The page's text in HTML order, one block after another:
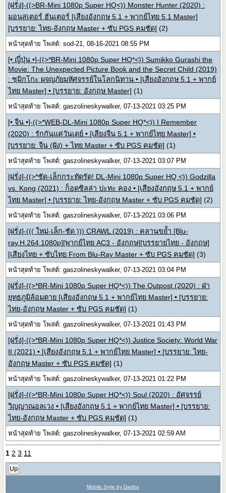
[ฝรั่ง]-((>BR-Mini 1080p Super HQ<)) Monster Hunter (2020) :
มอนสเตอร์ ฮันเตอร์ [เสียงอังกฤษ 5.1 + พากย์ไทย 5.1 Master]
[บรรยาย: ไทย-อังกฤษ Master + ซับ PGS คมชัด] (2)
หน้าสุดท้าย โพสต์: sod-21, 08-16-2021 08:55 PM
[• ญี่ปุ่น •]-((>*BR-Mini 1080p Super HQ*<)) Sumikko Gurashi the
Movie: The Unexpected Picture Book and the Secret Child (2019)
: ซุมิกโกะ ผจญภัยมหัศจรรย์ในโลกนิทาน • [เสียงอังกฤษ 5.1 + พากย์
ไทย Master] • [บรรยาย: อังกฤษ Master] (1)
หน้าสุดท้าย โพสต์: gaszolineskywalker, 07-13-2021 03:25 PM
[• จีน •]-((>*WEB-DL-Mini 1080p Super HQ*<)) I Remember
(2020) : รักกันแค่วันเดย์ • [เสียงจีน 5.1 + พากย์ไทย Master] •
[บรรยาย: จีน (ฝัง) + ไทย Master + ซับ PGS คมชัด] (1)
หน้าสุดท้าย โพสต์: gaszolineskywalker, 07-13-2021 03:07 PM
[ฝรั่ง]-((>*ชัด-เล็กกระทัดรัด! DL-Mini 1080p Super HQ <)) Godzilla
vs. Kong (2021) : ก็อดซิลล่า ปะทะ คอง • [เสียงอังกฤษ 5.1 + พากย์
ไทย Master] • [บรรยาย: ไทย-อังกฤษ Master + ซับ PGS คมชัด] (2)
หน้าสุดท้าย โพสต์: gaszolineskywalker, 07-13-2021 03:06 PM
[ฝรั่ง]-((( ใหม่-เล็ก-ชัด ))) CRAWL (2019) : คลานขย้ำ [Blu-
ray.H.264.1080p][พากย์ไทย AC3 - อังกฤษ][บรรยายไทย - อังกฤษ]
[เสียงไทย + ซับไทย From Blu-Ray Master + ซับ PGS คมชัด] (3)
หน้าสุดท้าย โพสต์: gaszolineskywalker, 07-13-2021 03:04 PM
[ฝรั่ง]-((>*BR-Mini 1080p Super HQ*<)) The Outpost (2020) : ฝ่า
ยุทธภูมิล้อมตาย [เสียงอังกฤษ 5.1 + พากย์ไทย Master] • [บรรยาย:
ไทย-อังกฤษ Master + ซับ PGS คมชัด] (1)
หน้าสุดท้าย โพสต์: gaszolineskywalker, 07-13-2021 01:43 PM
[ฝรั่ง]-((>*BR-Mini 1080p Super HQ*<)) Justice Society: World War
II (2021) • [เสียงอังกฤษ 5.1 + พากย์ไทย Master] • [บรรยาย: ไทย-
อังกฤษ Master + ซับ PGS คมชัด] (1)
หน้าสุดท้าย โพสต์: gaszolineskywalker, 07-13-2021 01:22 PM
[ฝรั่ง]-((>*BR-Mini 1080p Super HQ*<)) Soul (2020) : อัศจรรย์
วิญญาณอลเวง • [เสียงอังกฤษ 5.1 + พากย์ไทย Master] • [บรรยาย:
ไทย-อังกฤษ Master + ซับ PGS คมชัด] (1)
หน้าสุดท้าย โพสต์: gaszolineskywalker, 07-13-2021 02:59 AM
1 2 3 11
Up
Mobile Style by Dartho